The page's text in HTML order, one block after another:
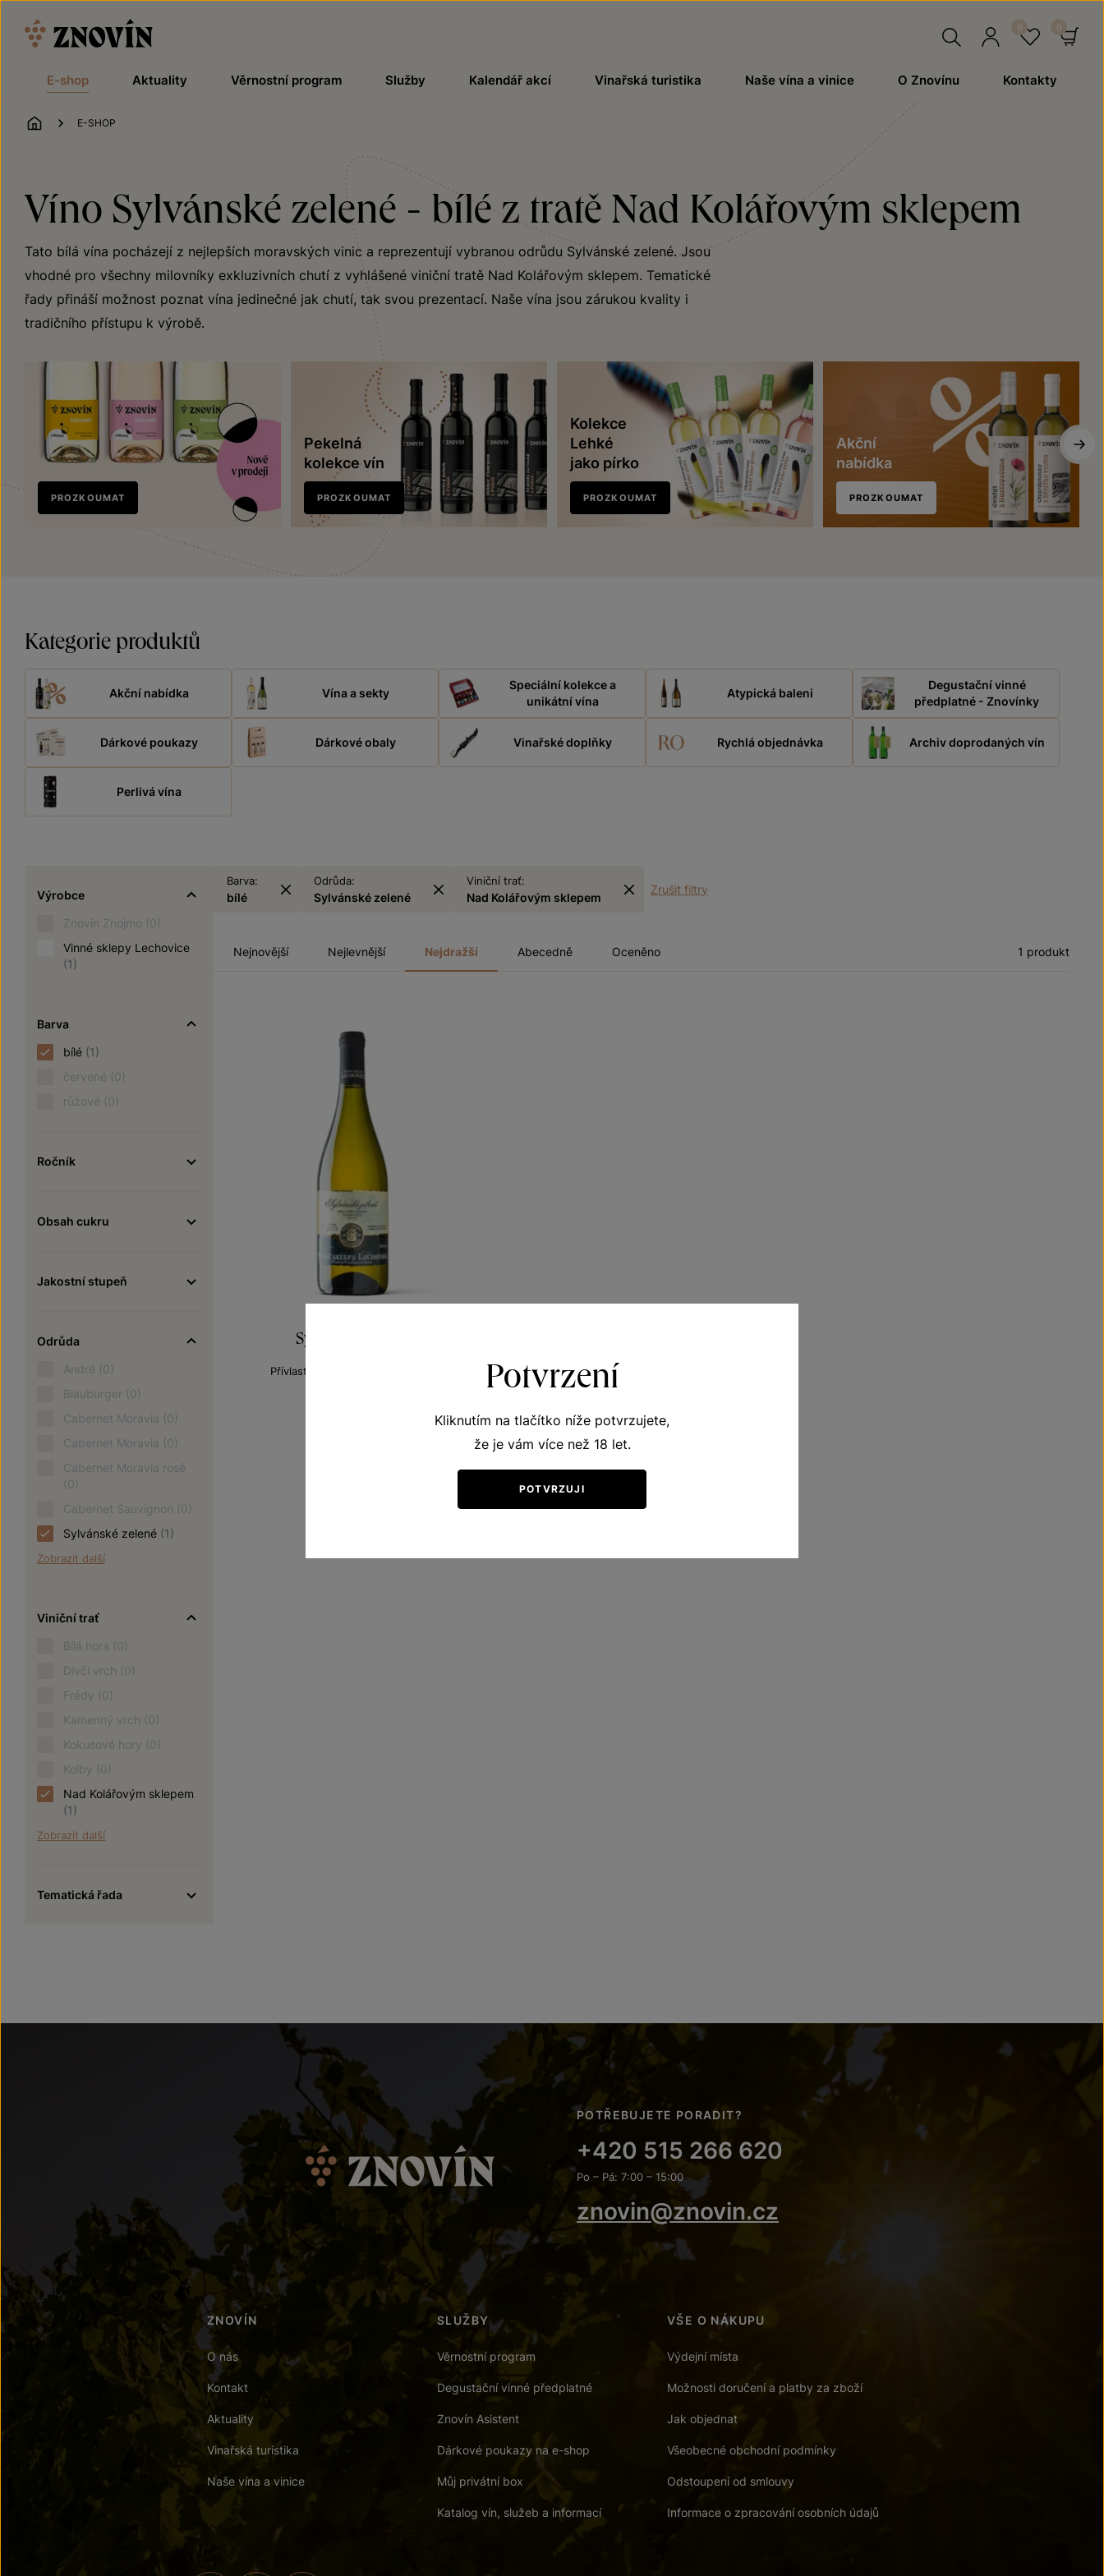
E-shop Aktuality Věrnostní program Služby Kalendář akcí Vinařská turistika Naše vína a vinice O Znovínu Kontakty
ÚVOD
E-SHOP
Víno Sylvánské zelené - bílé z tratě Nad Kolářovým sklepem
Tato bílá vína pocházejí z nejlepších moravských vinic a reprezentují vybranou odrůdu Sylvánské zelené. Jsou
vhodné pro všechny milovníky exkluzivních chutí z vyhlášené viniční tratě Nad Kolářovým sklepem. Tematické
řady přináší možnost poznat vína jedinečné jak chutí, tak svou prezentací. Naše vína jsou zárukou kvality i
tradičního přístupu k výrobě.
Nově
v prodeji
PROZKOUMAT
Pekelná
kolekce vín
PROZKOUMAT
Kolekce
Lehké
jako pírko
PROZKOUMAT
Akční
nabídka
PROZKOUMAT
Kategorie produktů
Akční nabídka Vína a sekty
Speciální kolekce a
unikátní vína
Atypická baleni
Degustační vinné
předplatné - Znovínky
Dárkové poukazy Dárkové obaly Vinařské doplňky Rychlá objednávka Archiv doprodaných vín
Perlivá vína
Výrobce
Znovín Znojmo (0)
Vinné sklepy Lechovice
(1)
Barva
bílé (1)
červené (0)
růžové (0)
Ročník
Obsah cukru
Jakostní stupeň
Odrůda
André (0)
Blauburger (0)
Cabernet Moravia (0)
Cabernet Moravia (0)
Cabernet Moravia rosé
(0)
Cabernet Sauvignon (0)
Sylvánské zelené (1)
Zobrazit další
Viniční trať
Bílá hora (0)
Dívčí vrch (0)
Frédy (0)
Kamenný vrch (0)
Kokusové hory (0)
Kolby (0)
Nad Kolářovým sklepem
(1)
Zobrazit další
Tematická řada
Barva:
bílé
Odrůda:
Sylvánské zelené
Viniční trať:
Nad Kolářovým sklepem
Zrušit filtry
Nejnovější Nejlevnější Nejdražší Abecedně Oceněno 1 produkt
Sylvánské zelené
Přívlastková vína z VS Lechovice
POTŘEBUJETE PORADIT?
+420 515 266 620
Po – Pá: 7:00 – 15:00
znovin@znovin.cz
ZNOVÍN
O nás
Kontakt
Aktuality
Vinařská turistika
Naše vína a vinice
SLUŽBY
Věrnostní program
Degustační vinné předplatné
Znovín Asistent
Dárkové poukazy na e-shop
Můj privátní box
Katalog vín, služeb a informací
VŠE O NÁKUPU
Výdejní místa
Možnosti doručení a platby za zboží
Jak objednat
Všeobecné obchodní podmínky
Odstoupení od smlouvy
Informace o zpracování osobních údajů
Potvrzení
Kliknutím na tlačítko níže potvrzujete,
že je vám více než 18 let.
POTVRZUJI